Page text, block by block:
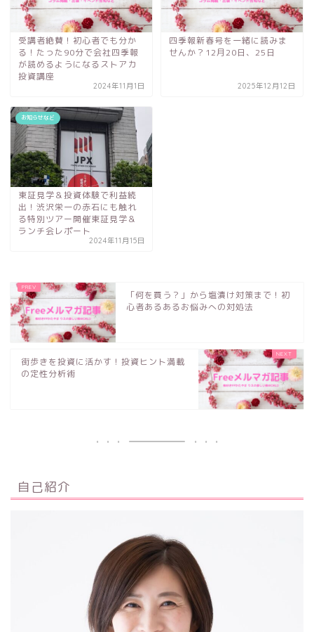
受講者絶賛！初心者でも分か
る！たった90分で会社四季報
が読めるようになるストアカ
投資講座
2024年11月1日
四季報新春号を一緒に読みま
せんか？12月20日、25日
2025年12月12日
お知らせなど
東証見学＆投資体験で利益続
出！渋沢栄一の赤石にも触れ
る特別ツアー開催東証見学＆
ランチ会レポート
2024年11月15日
「何を買う？」から塩漬け対策まで！初
心者あるあるお悩みへの対処法
街歩きを投資に活かす！投資ヒント満載
の定性分析術
自己紹介